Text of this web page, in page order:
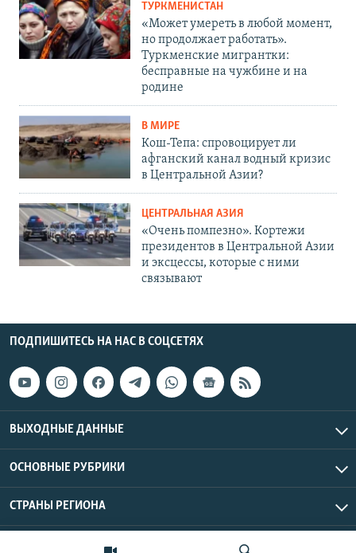
ТУРКМЕНИСТАН
«Может умереть в любой момент,
но продолжает работать».
Туркменские мигрантки:
бесправные на чужбине и на
родине
В МИРЕ
Кош-Тепа: спровоцирует ли
афганский канал водный кризис
в Центральной Азии?
ЦЕНТРАЛЬНАЯ АЗИЯ
«Очень помпезно». Кортежи
президентов в Центральной Азии
и эксцессы, которые с ними
связывают
ПОДПИШИТЕСЬ НА НАС В СОЦСЕТЯХ
ВЫХОДНЫЕ ДАННЫЕ
ОСНОВНЫЕ РУБРИКИ
СТРАНЫ РЕГИОНА
Азаттык Азия © 2026 RFE/RL, Inc. | Все права защищены.